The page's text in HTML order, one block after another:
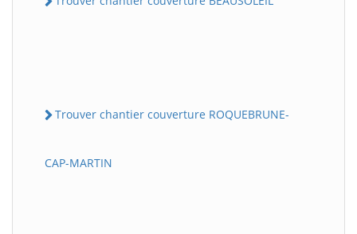
Trouver chantier couverture ROQUEBRUNE-
CAP-MARTIN